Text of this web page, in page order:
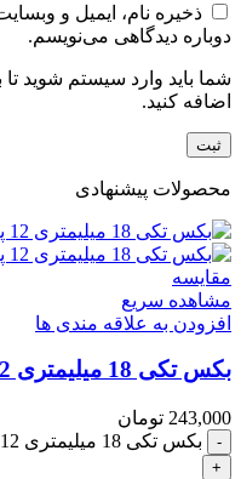
ذخیره نام، ایمیل و
دوباره دیدگاهی می‌نویسم.
شما باید وارد سیستم شوید
اضافه کنید.
محصولات پیشنهادی
مقایسه
مشاهده سریع
افزودن به علاقه مندی ها
بکس تکی 18 میلیمتری 12 پر رونیکس کد RH-2670
243,000 تومان
بکس تکی 18 میلیمتری 12 پر رونیکس کد RH-2670 عدد